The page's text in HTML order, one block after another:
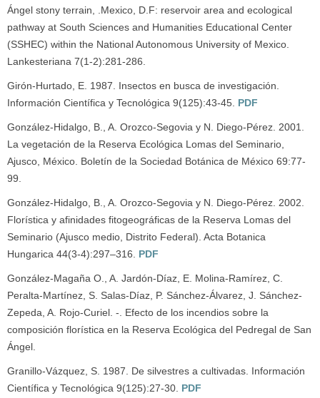
Ángel stony terrain, .Mexico, D.F: reservoir area and ecological
pathway at South Sciences and Humanities Educational Center
(SSHEC) within the National Autonomous University of Mexico.
Lankesteriana 7(1-2):281-286.
Girón-Hurtado, E. 1987. Insectos en busca de investigación.
Información Científica y Tecnológica 9(125):43-45. PDF
González-Hidalgo, B., A. Orozco-Segovia y N. Diego-Pérez. 2001.
La vegetación de la Reserva Ecológica Lomas del Seminario,
Ajusco, México. Boletín de la Sociedad Botánica de México 69:77-
99.
González-Hidalgo, B., A. Orozco-Segovia y N. Diego-Pérez. 2002.
Florística y afinidades fitogeográficas de la Reserva Lomas del
Seminario (Ajusco medio, Distrito Federal). Acta Botanica
Hungarica 44(3-4):297–316. PDF
González-Magaña O., A. Jardón-Díaz, E. Molina-Ramírez, C.
Peralta-Martínez, S. Salas-Díaz, P. Sánchez-Álvarez, J. Sánchez-
Zepeda, A. Rojo-Curiel. -. Efecto de los incendios sobre la
composición florística en la Reserva Ecológica del Pedregal de San
Ángel.
Granillo-Vázquez, S. 1987. De silvestres a cultivadas. Información
Científica y Tecnológica 9(125):27-30. PDF